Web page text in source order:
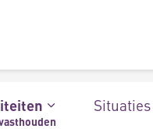
Situaties